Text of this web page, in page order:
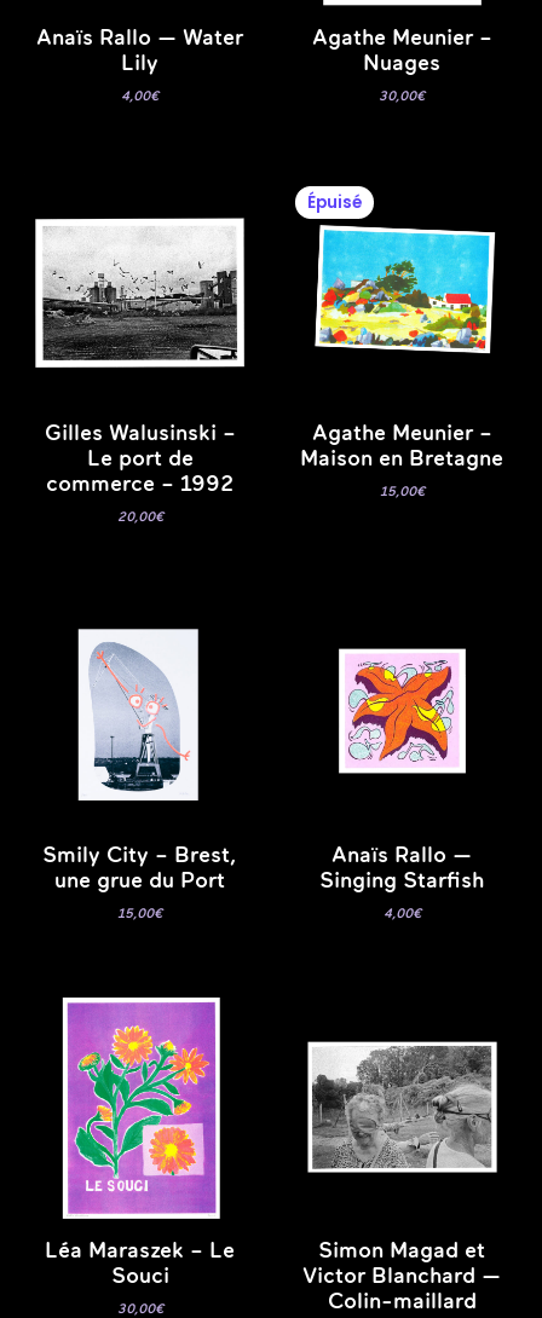
Anaïs Rallo — Water
Lily
4,00€
Agathe Meunier –
Nuages
30,00€
Gilles Walusinski –
Le port de
commerce – 1992
20,00€
Épuisé
Agathe Meunier –
Maison en Bretagne
15,00€
Smily City – Brest,
une grue du Port
15,00€
Anaïs Rallo —
Singing Starfish
4,00€
Léa Maraszek – Le
Souci
30,00€
Simon Magad et
Victor Blanchard —
Colin-maillard